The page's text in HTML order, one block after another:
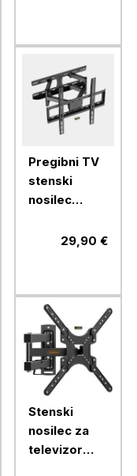
Pregibni TV
stenski
nosilec
56'', do 45
29,90 €
Stenski
nosilec za
televizor